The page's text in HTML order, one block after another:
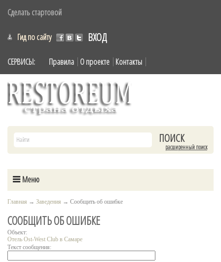
Сделать стартовой
ВХОД
Гид по сайту
СЕРВИСЫ: Правила О проекте Контакты
расширенный поиск
Меню
Главная → Заведения → Сообщить об ошибке
СООБЩИТЬ ОБ ОШИБКЕ
Объект:
Отель Ost-West Club в Самаре
Текст сообщения: